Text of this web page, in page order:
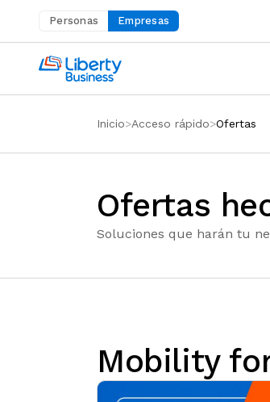
PersonasAbre en una nueva pestaña
Empresas
Inicio Acceso rápido Ofertas
Ofertas
Soluciones que harán tu
Mobility